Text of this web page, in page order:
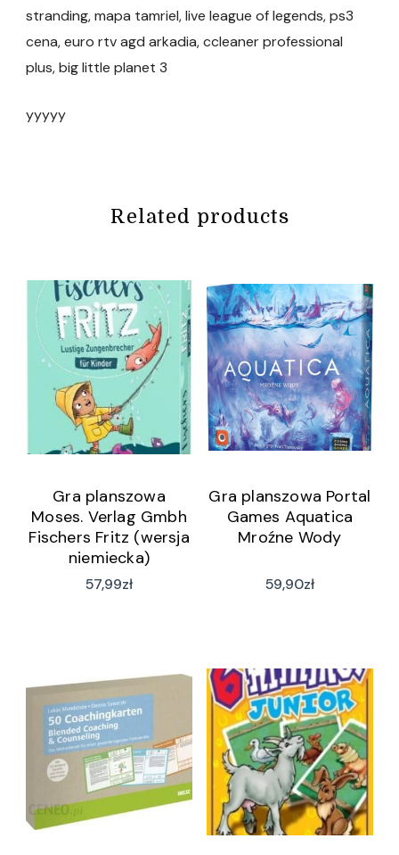
stranding, mapa tamriel, live league of legends, ps3
cena, euro rtv agd arkadia, ccleaner professional
plus, big little planet 3
yyyyy
Related products
Gra planszowa
Moses. Verlag Gmbh
Fischers Fritz (wersja
niemiecka)
57,99zł
Gra planszowa Portal
Games Aquatica
Mroźne Wody
59,90zł